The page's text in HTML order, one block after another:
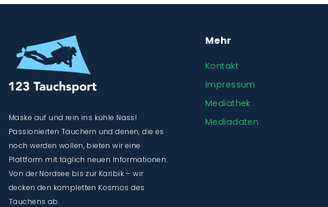
Maske auf und rein ins kühle Nass!
Passionierten Tauchern und denen, die es
noch werden wollen, bieten wir eine
Plattform mit täglich neuen Informationen.
Von der Nordsee bis zur Karibik – wir
decken den kompletten Kosmos des
Tauchens ab.
Mehr
Kontakt
Impressum
Mediathek
Mediadaten